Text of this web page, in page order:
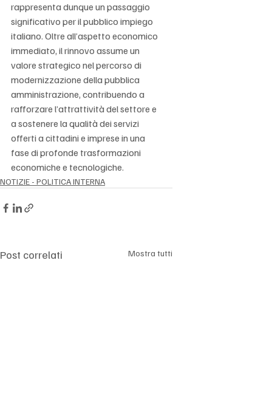
rappresenta dunque un passaggio
significativo per il pubblico impiego
italiano. Oltre all’aspetto economico
immediato, il rinnovo assume un
valore strategico nel percorso di
modernizzazione della pubblica
amministrazione, contribuendo a
rafforzare l’attrattività del settore e
a sostenere la qualità dei servizi
offerti a cittadini e imprese in una
fase di profonde trasformazioni
economiche e tecnologiche.
NOTIZIE - POLITICA INTERNA
Post correlati Mostra tutti